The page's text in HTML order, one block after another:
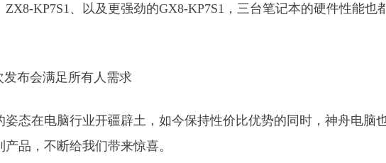
KP7S1、以及更强劲的GX8-KP7S1，三台笔记本的硬件性能也
态在电脑行业开疆辟土，如今保持性价比优势的同时，神舟电脑
品，不断给我们带来惊喜。